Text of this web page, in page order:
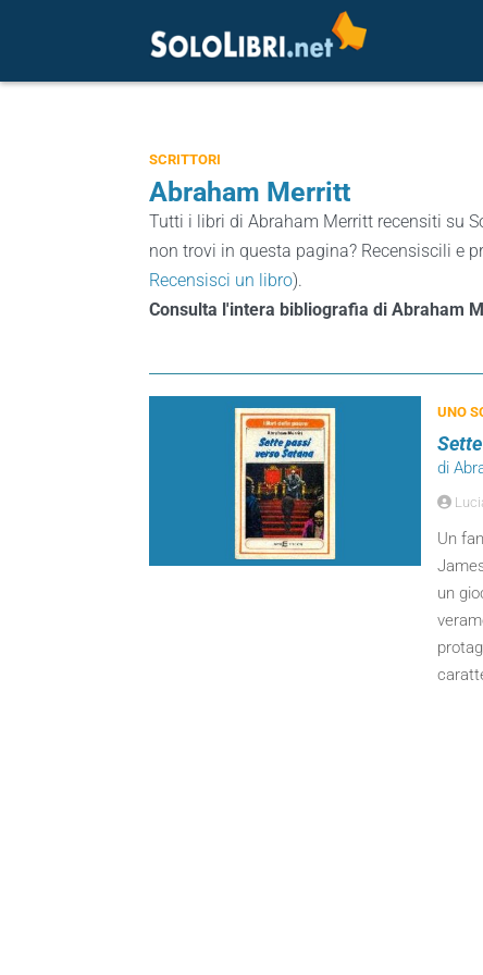
SCRITTORI
Abraham Merritt
Tutti i libri di Abraham Merritt recensiti su
non trovi in questa pagina? Recensiscili e
Recensisci un libro).
Consulta l'intera bibliografia di Abraham
UNO
di
Un
un